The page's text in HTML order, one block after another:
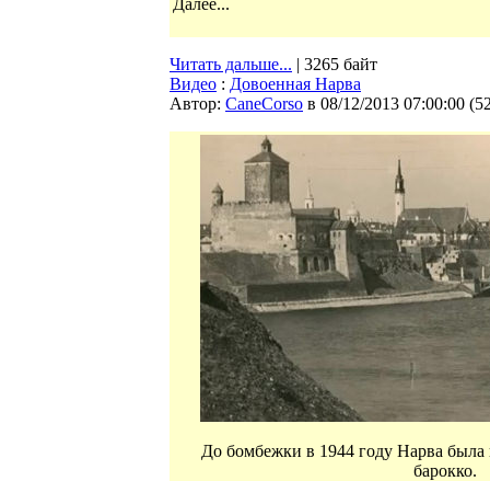
Далее...
Читать дальше... | 3265 байт
Видео : Довоенная Нарва
Автор: CaneCorso в 08/12/2013 07:00:00 (
До бомбежки в 1944 году Нарва была
барокко.